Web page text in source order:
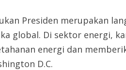
Presiden merupakan
global. Di sektor energi,
energi dan
D.C.